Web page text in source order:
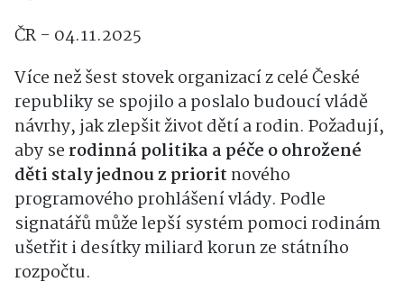
ČR - 04.11.2025
Více než šest stovek organizací z celé České
republiky se spojilo a poslalo budoucí vládě
návrhy, jak zlepšit život dětí a rodin. Požadují,
aby se rodinná politika a péče o ohrožené
děti staly jednou z priorit nového
programového prohlášení vlády. Podle
signatářů může lepší systém pomoci rodinám
ušetřit i desítky miliard korun ze státního
rozpočtu.